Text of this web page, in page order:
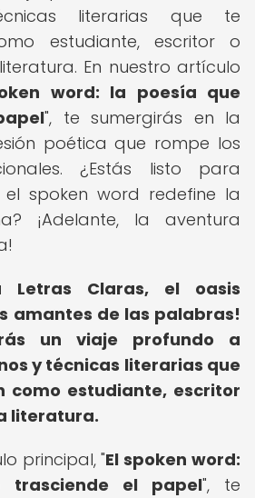
literarias que te
estudiante, escritor o
En nuestro artículo
word: la poesía que
", te sumergirás en la
poética que rompe los
¿Estás listo para
spoken word redefine la
¡Adelante, la aventura
Letras Claras, el oasis
amantes de las palabras!
un viaje profundo a
y técnicas literarias que
como estudiante, escritor
literatura.
principal, "El spoken word:
trasciende el papel", te